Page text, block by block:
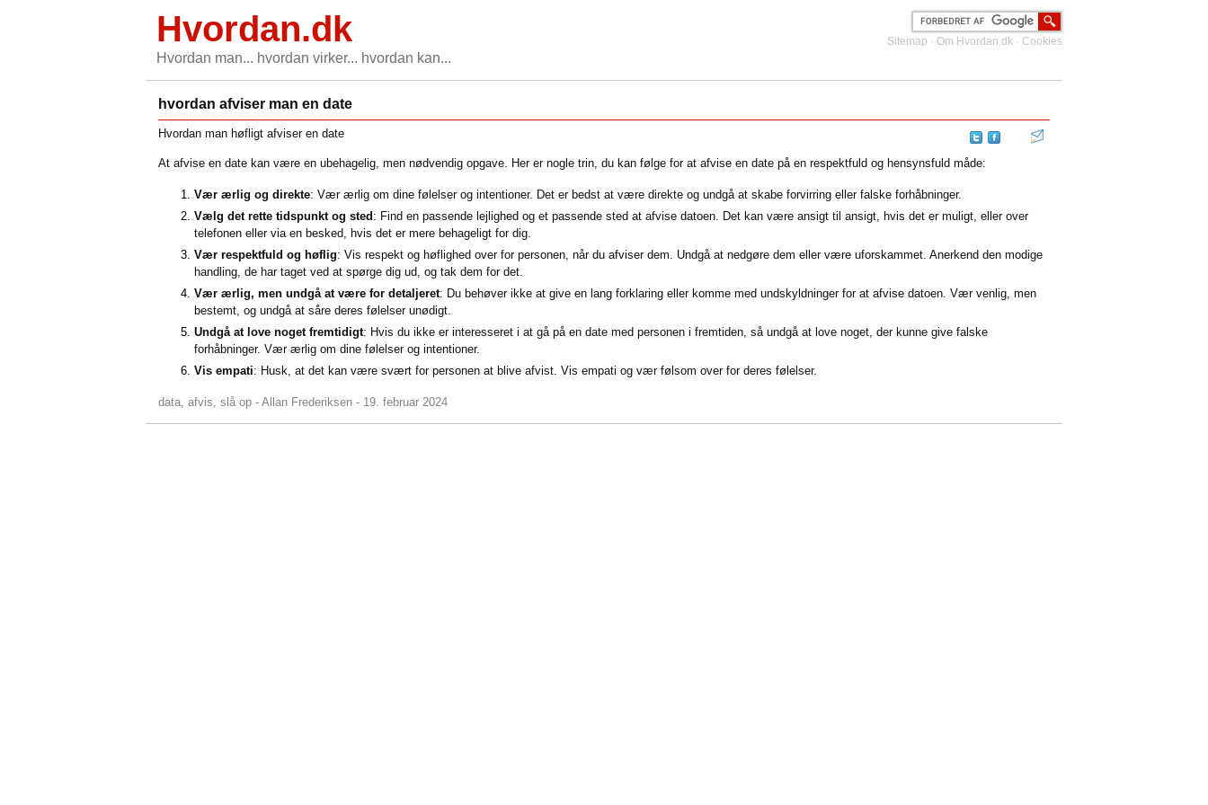
Sitemap · Om Hvordan.dk · Cookies
Hvordan.dk
Hvordan man... hvordan virker... hvordan kan...
hvordan afviser man en date
Hvordan man høfligt afviser en date
At afvise en date kan være en ubehagelig, men nødvendig opgave. Her er nogle trin, du kan følge for at afvise en date på en respektfuld og hensynsfuld måde:
Vær ærlig og direkte: Vær ærlig om dine følelser og intentioner. Det er bedst at være direkte og undgå at skabe forvirring eller falske forhåbninger.
Vælg det rette tidspunkt og sted : Find en passende lejlighed og et passende sted at afvise datoen. Det kan være ansigt til ansigt, hvis det er muligt, eller over
telefonen eller via en besked, hvis det er mere behageligt for dig.
Vær respektfuld og høflig: Vis respekt og høflighed over for personen, når du afviser dem. Undgå at nedgøre dem eller være uforskammet. Anerkend den modige
handling, de har taget ved at spørge dig ud, og tak dem for det.
Vær ærlig, men undgå at være for detaljeret: Du behøver ikke at give en lang forklaring eller komme med undskyldninger for at afvise datoen. Vær venlig, men
bestemt, og undgå at såre deres følelser unødigt.
Undgå at love noget fremtidigt: Hvis du ikke er interesseret i at gå på en date med personen i fremtiden, så undgå at love noget, der kunne give falske
forhåbninger. Vær ærlig om dine følelser og intentioner.
Vis empati: Husk, at det kan være svært for personen at blive afvist. Vis empati og vær følsom over for deres følelser.
data, afvis, slå op - Allan Frederiksen - 19. februar 2024